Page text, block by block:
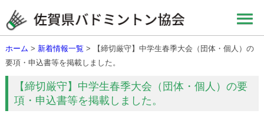
ホーム > 新着情報一覧 > 【締切厳守】中学生春季大会（団体・個人）の
要項・申込書等を掲載しました。
【締切厳守】中学生春季大会（団体・個人）の要
項・申込書等を掲載しました。